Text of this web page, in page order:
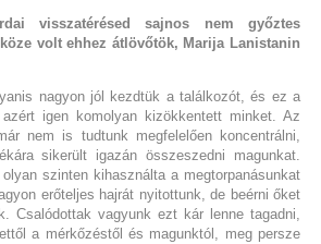
visszatérésed sajnos nem győztes
volt ehhez átlövőtök, Marija Lanistanin
nagyon jól kezdtük a találkozót, és ez a
igen komolyan kizökkentett minket. Az
nem is tudtunk megfelelően koncentrálni,
sikerült igazán összeszedni magunkat.
szinten kihasználta a megtorpanásunkat
erőteljes hajrát nyitottunk, de beérni őket
Csalódottak vagyunk ezt kár lenne tagadni,
a mérkőzéstől és magunktól, meg persze